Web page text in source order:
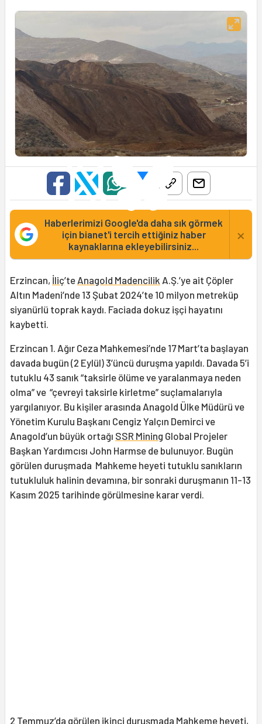
Haberlerimizi Google'da daha sık görmek
için bianet'i tercih ettiğiniz haber
kaynaklarına ekleyebilirsiniz...
×
Erzincan, İliç’te Anagold Madencilik A.Ş.’ye ait Çöpler
Altın Madeni’nde 13 Şubat 2024’te 10 milyon metreküp
siyanürlü toprak kaydı. Faciada dokuz işçi hayatını
kaybetti.
Erzincan 1. Ağır Ceza Mahkemesi’nde 17 Mart’ta başlayan
davada bugün (2 Eylül) 3’üncü duruşma yapıldı. Davada 5’i
tutuklu 43 sanık “taksirle ölüme ve yaralanmaya neden
olma” ve “çevreyi taksirle kirletme” suçlamalarıyla
yargılanıyor. Bu kişiler arasında Anagold Ülke Müdürü ve
Yönetim Kurulu Başkanı Cengiz Yalçın Demirci ve
Anagold’un büyük ortağı SSR Mining Global Projeler
Başkan Yardımcısı John Harmse de bulunuyor. Bugün
görülen duruşmada Mahkeme heyeti tutuklu sanıkların
tutukluluk halinin devamına, bir sonraki duruşmanın 11-13
Kasım 2025 tarihinde görülmesine karar verdi.
2 Temmuz’da görülen ikinci duruşmada Mahkeme heyeti,